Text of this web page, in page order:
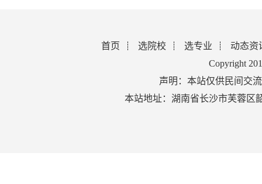
首页 选院校 选专业
动态资
Copyright
声明：本站仅供民间交
本站地址：湖南省长沙市芙蓉区